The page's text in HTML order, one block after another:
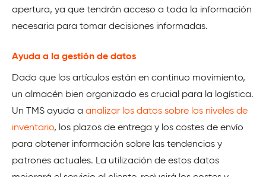
apertura, ya que tendrán acceso a toda la información
necesaria para tomar decisiones informadas.
Ayuda a la gestión de datos
Dado que los artículos están en continuo movimiento,
un almacén bien organizado es crucial para la logística.
Un TMS ayuda a analizar los datos sobre los niveles de
inventario, los plazos de entrega y los costes de envío
para obtener información sobre las tendencias y
patrones actuales. La utilización de estos datos